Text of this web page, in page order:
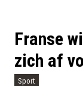
Franse
zich af
Sport